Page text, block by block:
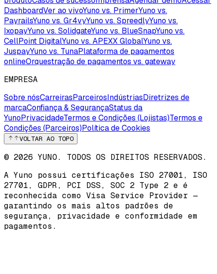
DashboardVer ao vivoYuno vs. PrimerYuno vs.
PayrailsYuno vs. Gr4vyYuno vs. SpreedlyYuno vs.
IxopayYuno vs. SolidgateYuno vs. BlueSnapYuno vs.
CellPoint DigitalYuno vs. APEXX GlobalYuno vs.
JuspayYuno vs. TunaPlataforma de pagamentos
onlineOrquestração de pagamentos vs. gateway
EMPRESA
Sobre nósCarreirasParceirosIndústriasDiretrizes de
marcaConfiança & SegurançaStatus da
YunoPrivacidadeTermos e Condições (Lojistas)Termos e
Condições (Parceiros)Política de Cookies
VOLTAR AO TOPO
© 2026 YUNO. TODOS OS DIREITOS RESERVADOS.
A Yuno possui certificações ISO 27001, ISO
27701, GDPR, PCI DSS, SOC 2 Type 2 e é
reconhecida como Visa Service Provider —
garantindo os mais altos padrões de
segurança, privacidade e conformidade em
pagamentos.